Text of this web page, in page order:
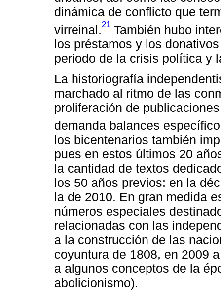
dinámica de conflicto que
virreinal.21 También hubo
los préstamos y los
periodo de la crisis política y
La historiografía
marchado al ritmo de las
proliferación de
demanda balances
los bicentenarios también
pues en estos últimos 20
la cantidad de textos
los 50 años previos: en la
la de 2010. En gran medida
números especiales
relacionadas con las
a la construcción de las
coyuntura de 1808, en 2009
a algunos conceptos de la
abolicionismo).